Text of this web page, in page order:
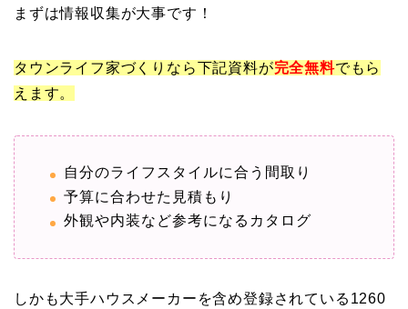
まずは情報収集が大事です！
タウンライフ家づくりなら下記資料が完全無料でもら
えます。
自分のライフスタイルに合う間取り
予算に合わせた見積もり
外観や内装など参考になるカタログ
しかも大手ハウスメーカーを含め登録されている1260